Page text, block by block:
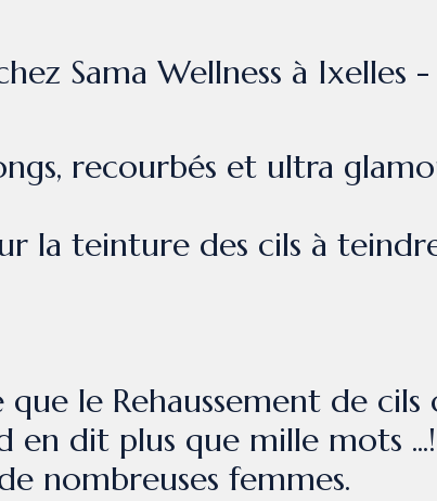
Sama Wellness à Ixelles
recourbés et ultra
la teinture des cils à
le Rehaussement de cils
en dit plus que mille mots
nombreuses femmes.